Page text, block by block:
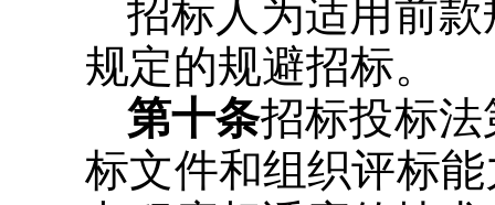
招标人为适用前
规定的规避招标。
第十条招标投标
标文件和组织评标